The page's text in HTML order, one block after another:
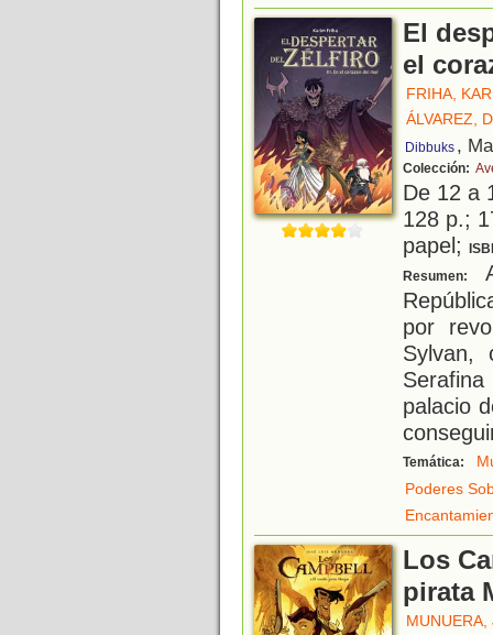
El
el
FRIHA,
ÁLVAREZ,
Dibbuks ,
Colección:
De 12 a
128 p.;
papel;
Resumen:
por
Sylvan,
palacio
Temática:
Poderes
Los
pirata
MUNUERA,